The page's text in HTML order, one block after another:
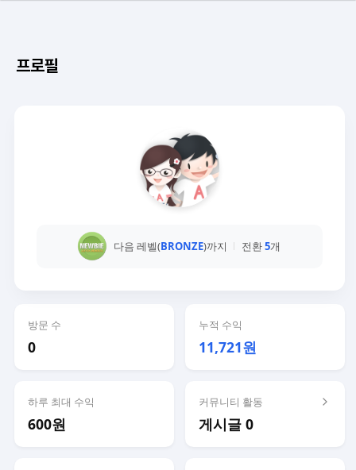
프로필
다음 레벨(BRONZE)까지 전환5개
방문 수
0
누적 수익
11,721원
하루 최대 수익
600원
커뮤니티 활동
게시글 0